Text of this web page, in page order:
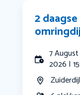
2
7
2026 |